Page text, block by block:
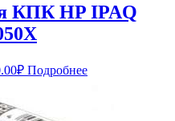
КПК HP IPAQ
₽Текущая
цена:
Подробнее